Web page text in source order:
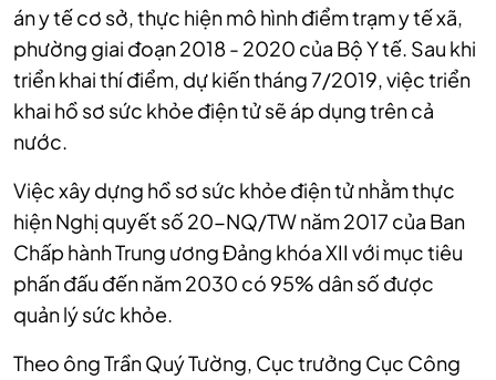
án y tế cơ sở, thực hiện mô hình điểm trạm y tế xã,
phường giai đoạn 2018 - 2020 của Bộ Y tế. Sau khi
triển khai thí điểm, dự kiến tháng 7/2019, việc triển
khai hồ sơ sức khỏe điện tử sẽ áp dụng trên cả
nước.
Việc xây dựng hồ sơ sức khỏe điện tử nhằm thực
hiện Nghị quyết số 20-NQ/TW năm 2017 của Ban
Chấp hành Trung ương Đảng khóa XII với mục tiêu
phấn đấu đến năm 2030 có 95% dân số được
quản lý sức khỏe.
Theo ông Trần Quý Tường, Cục trưởng Cục Công